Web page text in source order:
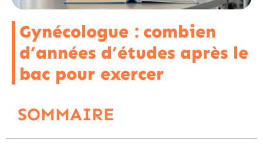
Gynécologue : combien
d’années d’études après le
bac pour exercer
SOMMAIRE